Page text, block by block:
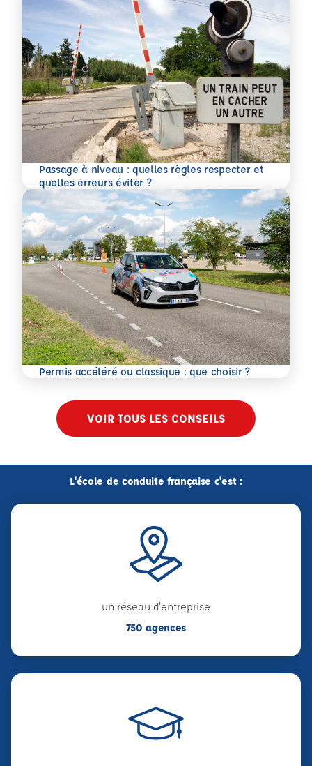
Passage à niveau : quelles règles respecter et
quelles erreurs éviter ?
En savoir plus
Permis accéléré ou classique : que choisir ?
En savoir plus
VOIR TOUS LES CONSEILS
L'école de conduite française c'est :
un réseau d'entreprise
750 agences